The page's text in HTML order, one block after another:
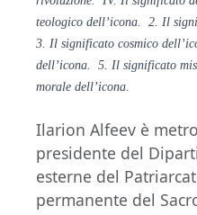
teologico dell’icona. 2. Il
3. Il significato cosmico
dell’icona. 5. Il significato
morale dell’icona.
Ilarion Alfeev è
presidente del
esterne del
permanente del